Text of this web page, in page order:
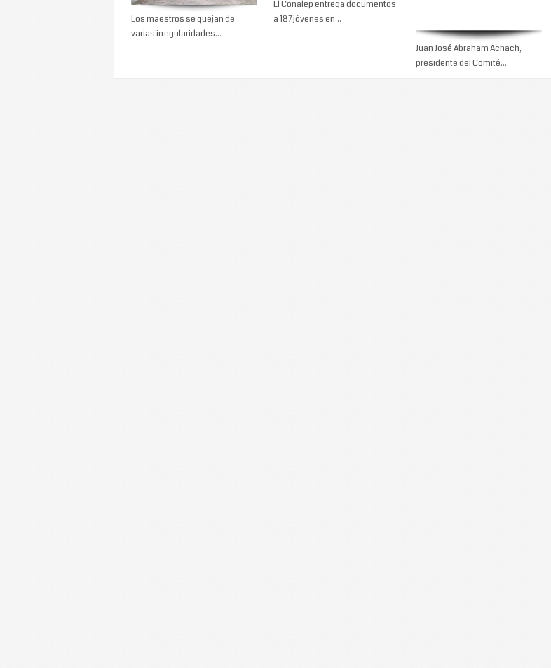
Los maestros se quejan de
varias irregularidades...
El Conalep entrega documentos
a 187 jóvenes en...
Juan José Abraham Achach,
presidente del Comité...